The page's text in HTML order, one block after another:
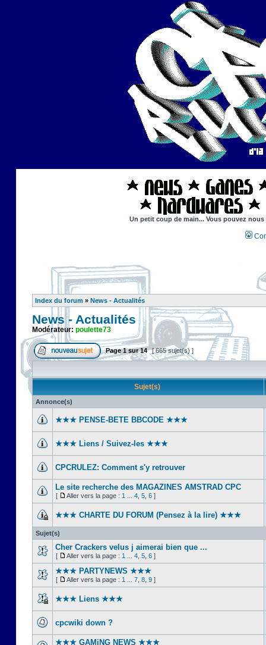
Un petit coup de main... Vous pouvez
Index du forum » News - Actualités
News - Actualités
Modérateur: poulette73
Page1sur14 [ 665 sujet(s) ]
Sujet(s)
Annonce(s)
★★★ PENSE-BETE BBCODE ★★★
★★★ Liens / Suivez-les ★★★
CPCRULEZ: Comment s'y retrouver‎
Le site recherche des MAGAZINES AMSTRAD CPC
[ Aller vers la page : 1 4 5 6 ]
★★★ CHARTE DU FORUM (Pensez à la lire) ★★★
Sujet(s)
Cher Crackers velus j aimerai bien que ...
[ Aller vers la page : 1 4 5 6 ]
★★★ PARTYNEWS ★★★
[ Aller vers la page : 1 7 8 9 ]
★★★ Liens ★★★
cpcwiki down ?
★★★ GAMiNG NEWS ★★★